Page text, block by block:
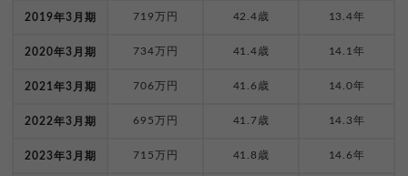
2019年3月期 719万円 42.4歳 13.4年
2020年3月期 734万円 41.4歳 14.1年
2021年3月期 706万円 41.6歳 14.0年
2022年3月期 695万円 41.7歳 14.3年
2023年3月期 715万円 41.8歳 14.6年